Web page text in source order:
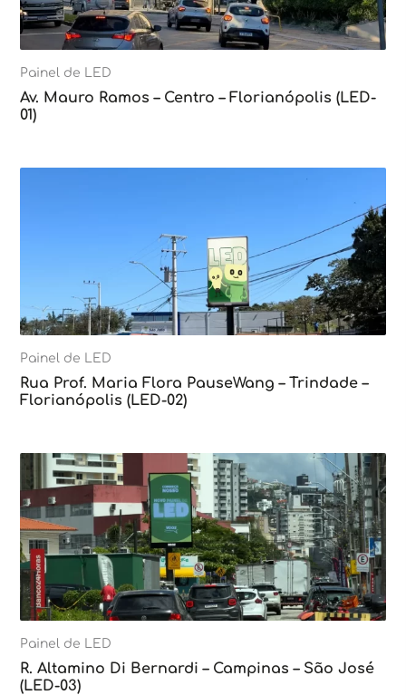
Painel de LED
Av. Mauro Ramos – Centro – Florianópolis (LED-
01)
Painel de LED
Rua Prof. Maria Flora PauseWang – Trindade –
Florianópolis (LED-02)
Painel de LED
R. Altamino Di Bernardi – Campinas – São José
(LED-03)